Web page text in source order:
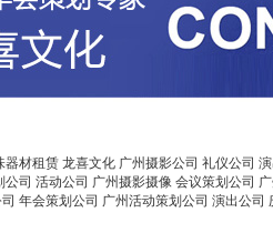
器材租赁 龙喜文化 广州摄影公司 礼仪公司
公司 活动公司 广州摄影摄像 会议策划公司
年会策划公司 广州活动策划公司 演出公司